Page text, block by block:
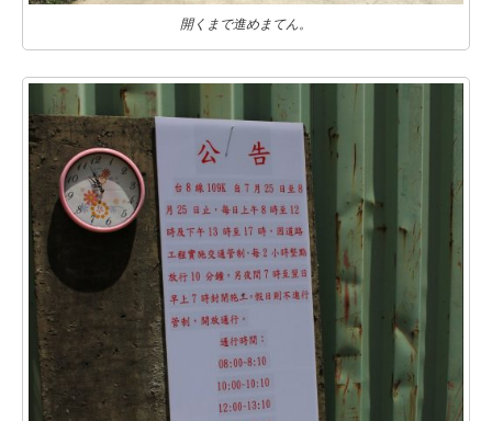
開くまで進めまてん。